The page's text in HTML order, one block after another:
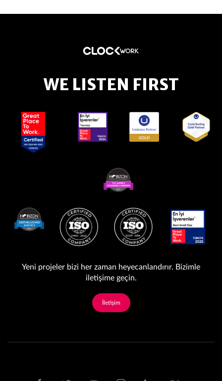
WE LISTEN FIRST
Yeni projeler bizi her zaman heyecanlandırır. Bizimle
iletişime geçin.
İletişim